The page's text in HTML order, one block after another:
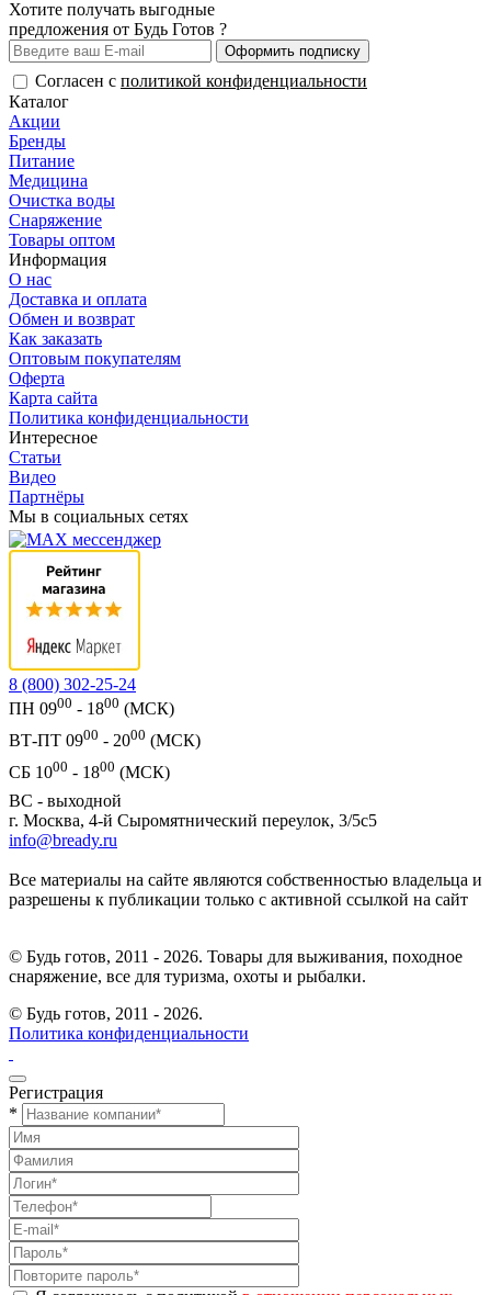
Хотите получать выгодные
предложения от Будь Готов ?
Оформить подписку
Согласен с политикой конфиденциальности
Каталог
Акции
Бренды
Питание
Медицина
Очистка воды
Снаряжение
Товары оптом
Информация
О нас
Доставка и оплата
Обмен и возврат
Как заказать
Оптовым покупателям
Оферта
Карта сайта
Политика конфиденциальности
Интересное
Статьи
Видео
Партнёры
Мы в социальных сетях
8 (800) 302-25-24
ПН 0900 - 1800 (МСК)
ВТ-ПТ 0900 - 2000 (МСК)
СБ 1000 - 1800 (МСК)
ВС - выходной
г. Москва, 4-й Сыромятнический переулок, 3/5с5
info@bready.ru
Все материалы на сайте являются собственностью владельца и
разрешены к публикации только с активной ссылкой на сайт
© Будь готов, 2011 - 2026. Товары для выживания, походное
снаряжение, все для туризма, охоты и рыбалки.
© Будь готов, 2011 - 2026.
Политика конфиденциальности
Регистрация
*